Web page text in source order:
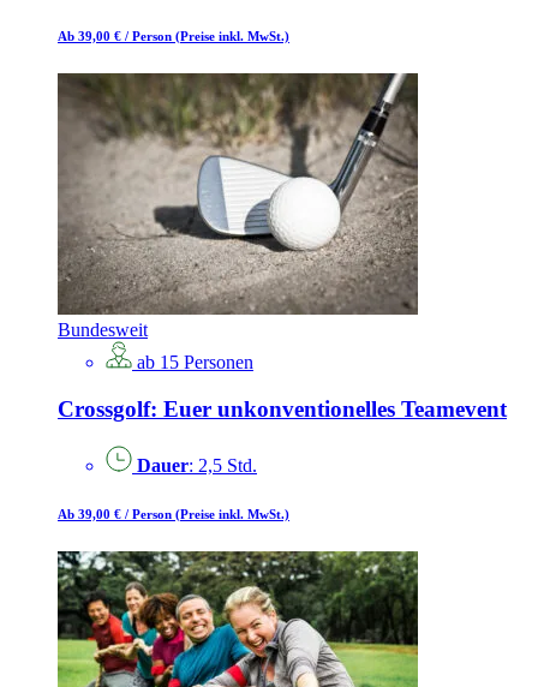
Ab 39,00 € / Person (Preise inkl. MwSt.)
Bundesweit
ab 15 Personen
Crossgolf: Euer unkonventionelles Teamevent
Dauer: 2,5 Std.
Ab 39,00 € / Person (Preise inkl. MwSt.)